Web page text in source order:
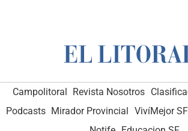
Campolitoral Revista Nosotros
Podcasts Mirador Provincial VivíMejor SF